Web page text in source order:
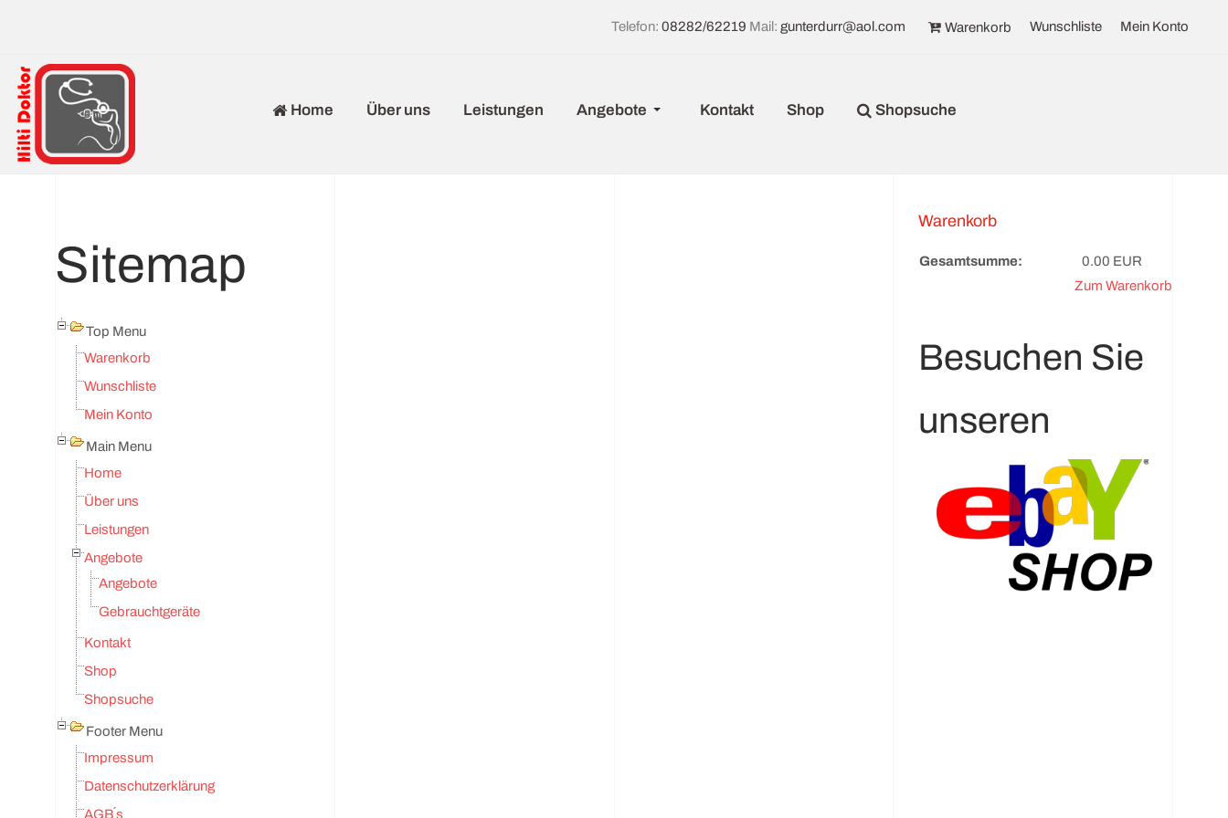
Telefon: 08282/62219 Mail: gunterdurr@aol.com Warenkorb Wunschliste Mein Konto
Home Über uns Leistungen Angebote Kontakt Shop Shopsuche
Sitemap
Top Menu
Warenkorb
Wunschliste
Mein Konto
Main Menu
Home
Über uns
Leistungen
Angebote
Angebote
Gebrauchtgeräte
Kontakt
Shop
Shopsuche
Footer Menu
Impressum
Datenschutzerklärung
AGB´s
Warenkorb
Gesamtsumme:
0.00 EUR
Zum Warenkorb
Besuchen Sie
unseren